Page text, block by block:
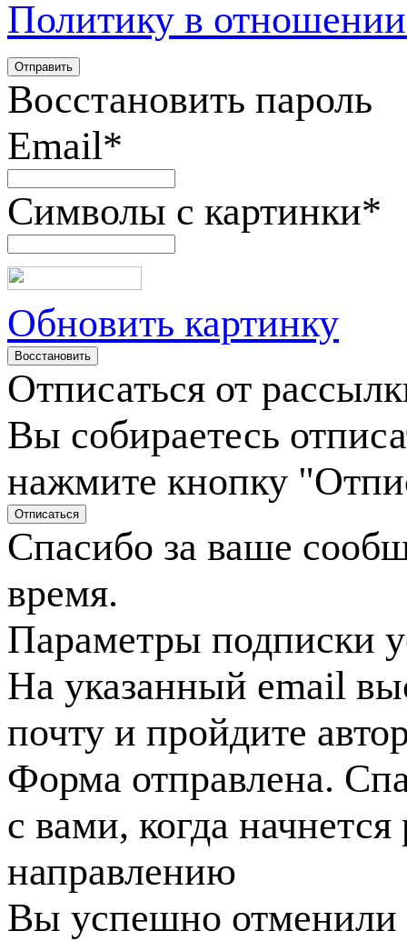
Политику в
Восстановить пароль
Email*
Символы с картинки*
Обновить картинку
Отписаться от
Вы собираетесь
нажмите кнопку
Спасибо за ваше
время.
Параметры подписки
На указанный email
почту и пройдите
Форма отправлена.
с вами, когда
направлению
Вы успешно отменили